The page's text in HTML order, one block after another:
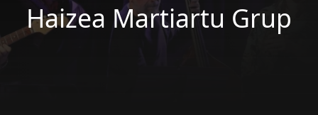
Haizea Martiartu Grup